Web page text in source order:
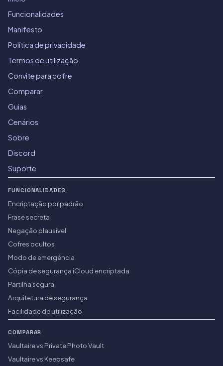
Funcionalidades
Manifesto
Política de privacidade
Termos de utilização
Convite para cofre
Comparar
Guias
Cenários
Sobre
Discord
Suporte
FUNCIONALIDADES
Encriptação por padrão
Frase secreta
Negação plausível
Cofres ocultos
Modo de emergência
Cópia de segurança iCloud encriptada
Partilha segura
Arquitetura de segurança
Facilidade de utilização
COMPARAR
Vaultaire vs Private Photo Vault
Vaultaire vs Keepsafe